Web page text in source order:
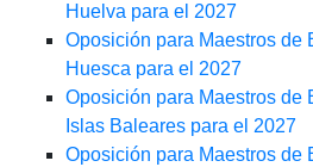
Huelva para el 2027
Oposición para Maestros de
Huesca para el 2027
Oposición para Maestros de
Islas Baleares para el 2027
Oposición para Maestros de